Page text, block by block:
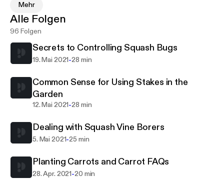
growing tips, recipe inspiration and more. And for
more information, including
how-to articles and helpful photos and videos, visit
beeandbasil.com. Support
this podcast:https://anchor.fm/growyourownfood/s
Mehr
Alle Folgen
96 Folgen
Secrets to Controlling Squash Bugs
19. Mai 2021-28 min
Common Sense for Using Stakes in the
Garden
12. Mai 2021-28 min
Dealing with Squash Vine Borers
5. Mai 2021-25 min
Planting Carrots and Carrot FAQs
28. Apr. 2021-20 min